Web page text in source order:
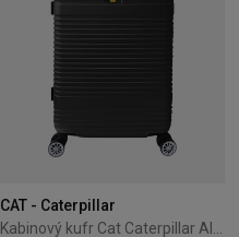
CAT - Caterpillar
Kabinový kufr Cat Caterpillar Alexa 56 cm černý